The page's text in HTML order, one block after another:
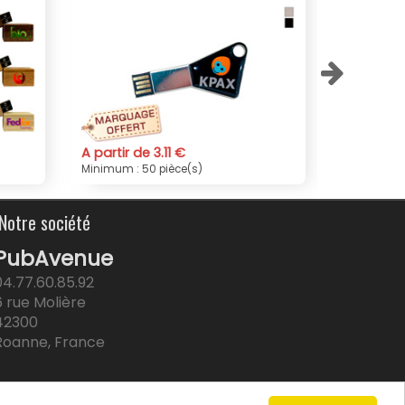
A partir de 3.58 €
Minimum : 50 pièce(s)
Notre société
rue Molière
France